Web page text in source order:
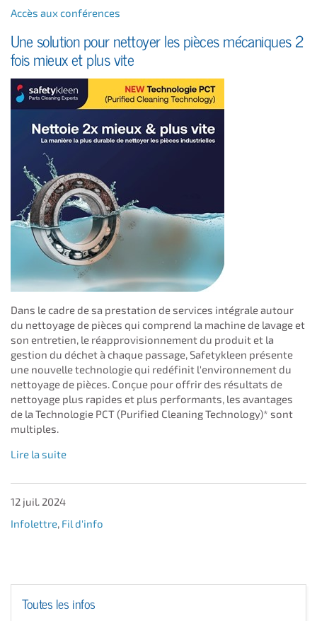
Accès aux conférences
Une solution pour nettoyer les pièces mécaniques 2
fois mieux et plus vite
Dans le cadre de sa prestation de services intégrale autour
du nettoyage de pièces qui comprend la machine de lavage et
son entretien, le réapprovisionnement du produit et la
gestion du déchet à chaque passage, Safetykleen présente
une nouvelle technologie qui redéfinit l'environnement du
nettoyage de pièces. Conçue pour offrir des résultats de
nettoyage plus rapides et plus performants, les avantages
de la Technologie PCT (Purified Cleaning Technology)* sont
multiples.
Lire la suite
12 juil. 2024
Infolettre, Fil d'info
Toutes les infos